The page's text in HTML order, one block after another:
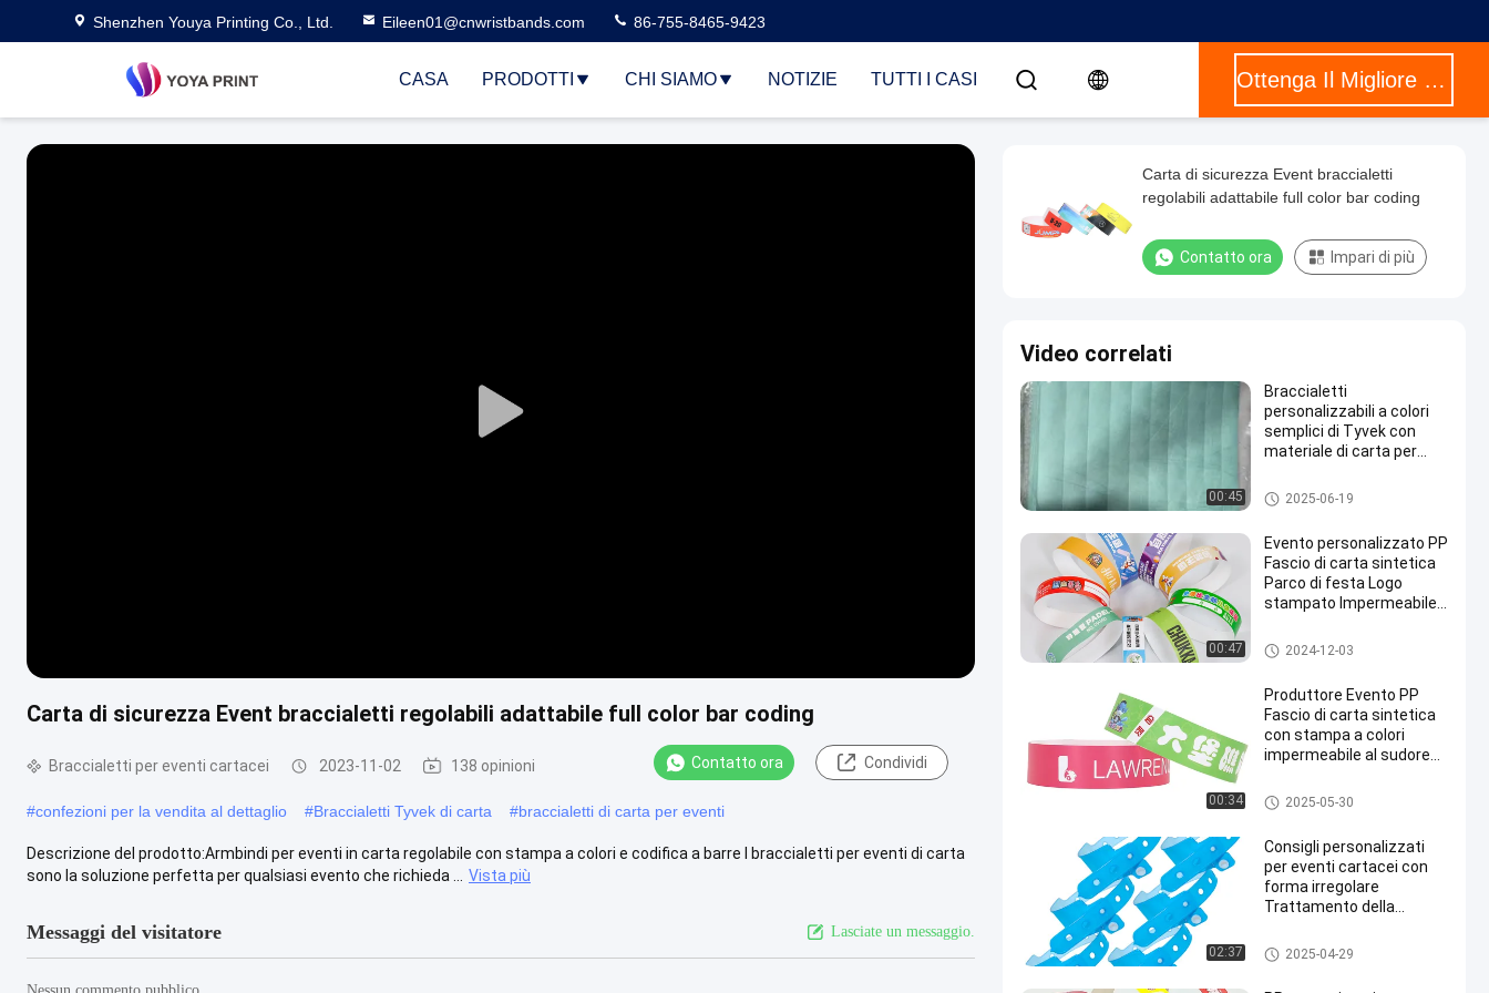
Shenzhen Youya Printing Co., Ltd. Eileen01@cnwristbands.com 86-755-8465-9423
CASA PRODOTTI CHI SIAMO NOTIZIE TUTTI I CASI Ottenga Il Migliore Prezzo
Play
Carta di sicurezza Event braccialetti regolabili adattabile full color bar coding
Braccialetti per eventi cartacei 2023-11-02 138 opinioni Contatto ora Condividi
#confezioni per la vendita al dettaglio #Braccialetti Tyvek di carta #braccialetti di carta per eventi
Descrizione del prodotto:Armbindi per eventi in carta regolabile con stampa a colori e codifica a barre I braccialetti per eventi di carta
sono la soluzione perfetta per qualsiasi evento che richieda ...
Vista più
Messaggi del visitatore Lasciate un messaggio.
Nessun commento pubblico
Carta di sicurezza Event braccialetti
regolabili adattabile full color bar coding
Contatto ora Impari di più
Video correlati
00:45
Braccialetti
personalizzabili a colori
semplici di Tyvek con
materiale di carta per
durevole e impermeabile
Braccialetti di carta Tyvek
2025-06-19
00:47
Evento personalizzato PP
Fascio di carta sintetica
Parco di festa Logo
stampato Impermeabile
Ingresso Fasci di ingresso
Braccialetti per eventi cartacei
2024-12-03
00:34
Produttore Evento PP
Fascio di carta sintetica
con stampa a colori
impermeabile al sudore
all'ammissione Fascio di
polso
Braccialetti per eventi cartacei
2025-05-30
02:37
Consigli personalizzati
per eventi cartacei con
forma irregolare
Trattamento della
Braccialetti per eventi cartacei
2025-04-29